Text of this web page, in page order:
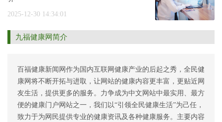
2025-12-30 14:34:01
九福健康网简介
百福健康新闻网作为国内互联网健康产业的后起之秀，全民健
康网将不断开拓与进取，让网站的健康内容更丰富，更贴近网
友生活，提供更多的服务。力争成为中文网站中最实用、最方
便的健康门户网站之一，我们以“引领全民健康生活”为己任，
致力于为网民提供专业的健康资讯及各种健康服务。主要内容